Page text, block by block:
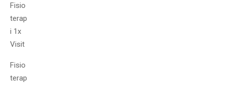
Fisio
terap
i 1x
Visit
Fisio
terap